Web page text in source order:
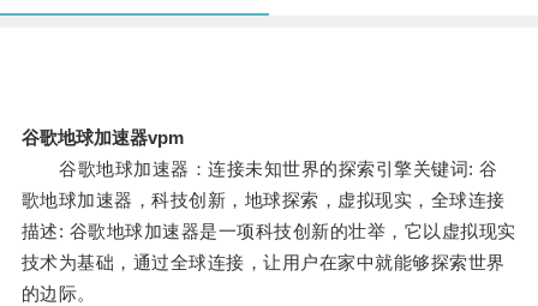
谷歌地球加速器vpm
谷歌地球加速器：连接未知世界的探索引擎关键词: 谷
歌地球加速器，科技创新，地球探索，虚拟现实，全球连接
描述: 谷歌地球加速器是一项科技创新的壮举，它以虚拟现实
技术为基础，通过全球连接，让用户在家中就能够探索世界
的边际。